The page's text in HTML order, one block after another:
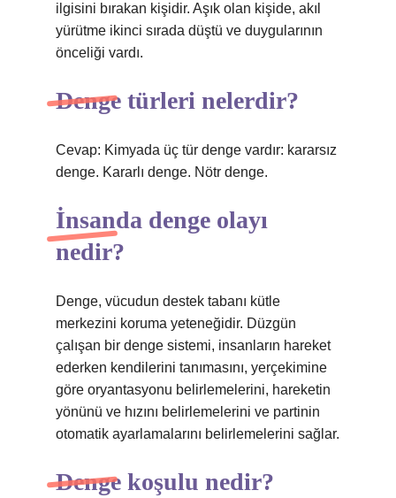
ilgisini bırakan kişidir. Aşık olan kişide, akıl
yürütme ikinci sırada düştü ve duygularının
önceliği vardı.
Denge türleri nelerdir?
Cevap: Kimyada üç tür denge vardır: kararsız
denge. Kararlı denge. Nötr denge.
İnsanda denge olayı
nedir?
Denge, vücudun destek tabanı kütle
merkezini koruma yeteneğidir. Düzgün
çalışan bir denge sistemi, insanların hareket
ederken kendilerini tanımasını, yerçekimine
göre oryantasyonu belirlemelerini, hareketin
yönünü ve hızını belirlemelerini ve partinin
otomatik ayarlamalarını belirlemelerini sağlar.
Denge koşulu nedir?